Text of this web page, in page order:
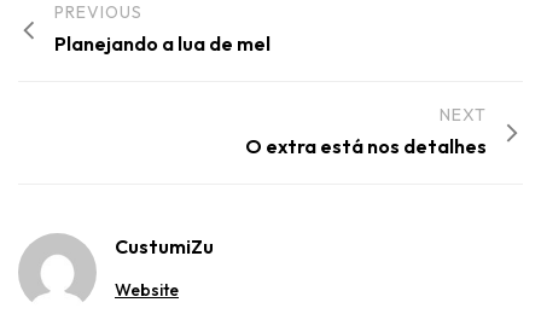
PREVIOUS
Planejando a lua de mel
NEXT
O extra está nos detalhes
CustumiZu
Website